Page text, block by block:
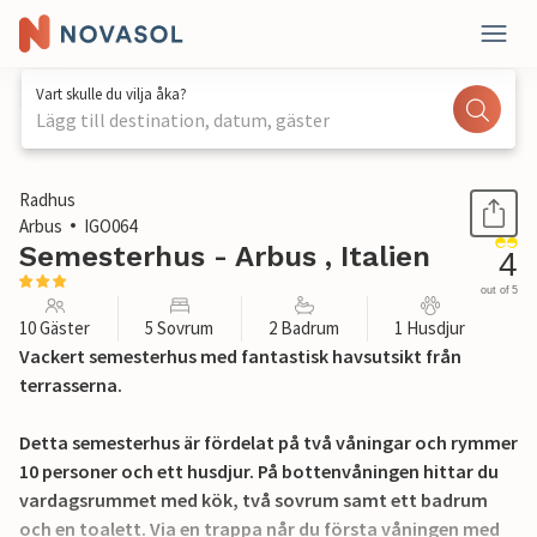
Vart skulle du vilja åka?
Lägg till destination, datum, gäster
1 / 19
Radhus
Arbus
IGO064
Semesterhus - Arbus , Italien 4
out of 5
10 Gäster 5 Sovrum 2 Badrum 1 Husdjur
Vackert semesterhus med fantastisk havsutsikt från
terrasserna.
Detta semesterhus är fördelat på två våningar och rymmer
10 personer och ett husdjur. På bottenvåningen hittar du
vardagsrummet med kök, två sovrum samt ett badrum
och en toalett. Via en trappa når du första våningen med